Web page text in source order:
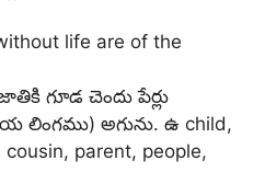
life are of the
గూడ చెందు పేర్లు
లింగము) అగును. ఉ child,
parent, people,